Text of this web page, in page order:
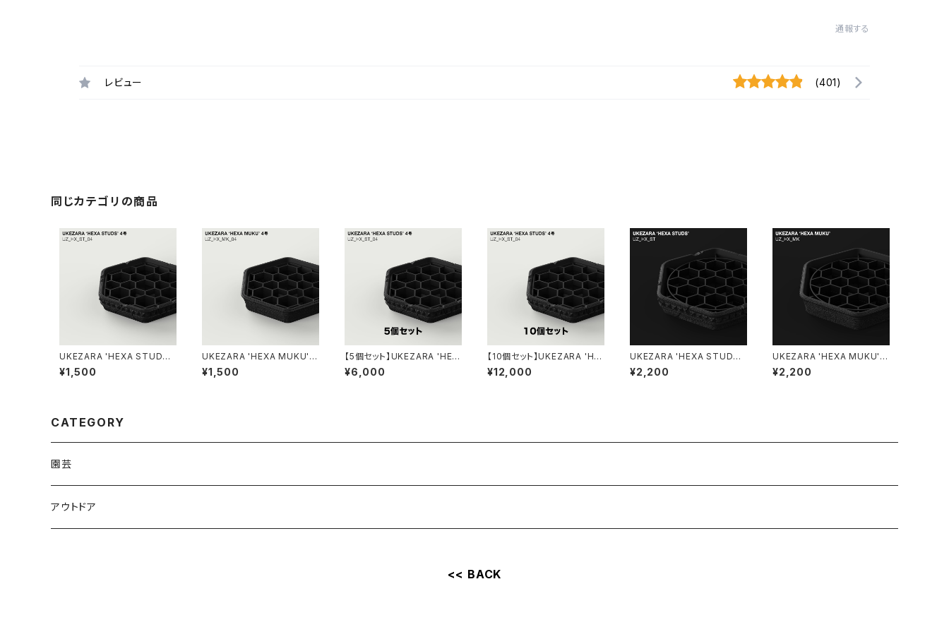
通報する
レビュー (401)
同じカテゴリの商品
UKEZARA 'HEXA STUDS'
4号
¥1,500
UKEZARA 'HEXA MUKU' 4
号
¥1,500
【5個セット】UKEZARA 'HEX
A STUDS' 4号
¥6,000
【10個セット】UKEZARA 'HE
XA STUDS' 4号
¥12,000
UKEZARA 'HEXA STUDS'
5号
¥2,200
UKEZARA 'HEXA MUKU' 5
号
¥2,200
CATEGORY
園芸
アウトドア
<< BACK